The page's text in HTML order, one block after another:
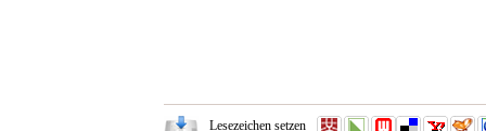
Lesezeichen setzen